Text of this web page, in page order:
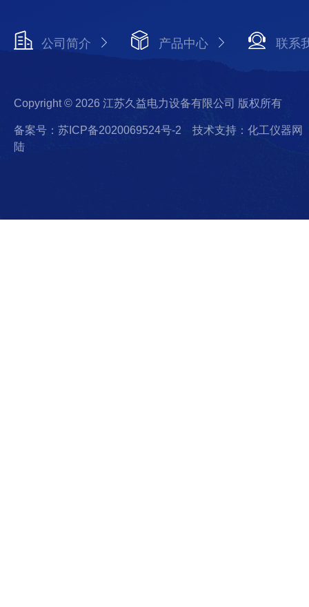
公司简介 产品中心 联系
Copyright © 2026 江苏久益电力设备有限公司 版权所有
备案号：苏ICP备2020069524号-2
技术支持：化工仪器网
陆